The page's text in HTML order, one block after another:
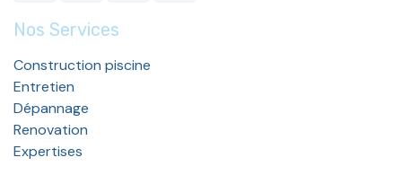
Nos Services
Construction piscine
Entretien
Dépannage
Renovation
Expertises